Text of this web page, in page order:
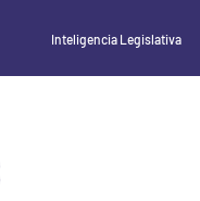
Inteligencia Legislativa